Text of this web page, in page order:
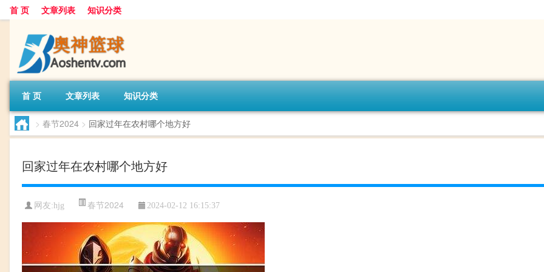
首 页 文章列表 知识分类
首 页 文章列表 知识分类
> 春节2024 > 回家过年在农村哪个地方好
回家过年在农村哪个地方好
网友:hjg 春节2024 2024-02-12 16:15:37